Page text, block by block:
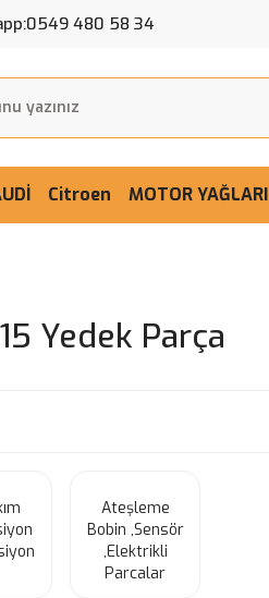
0549 480 58 34
Citroen MOTOR YAĞLARI
Yedek Parça
Ateşleme
Bobin ,Sensör
,Elektrikli
Parcalar